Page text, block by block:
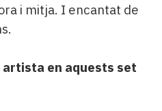
i mitja. I encantat de
en aquests set